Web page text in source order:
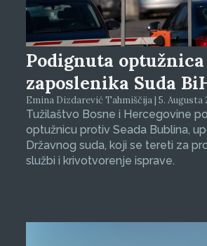
Podignuta
zaposlenika Suda
Emina Dizdarević Tahmiščija | 5. Augusta
Tužilaštvo Bosne i Hercegovine
optužnicu protiv Seada Bublina,
Državnog suda, koji se tereti za
službi i krivotvorenje isprave.